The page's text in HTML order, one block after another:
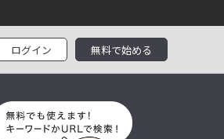
ログイン 無料で始める